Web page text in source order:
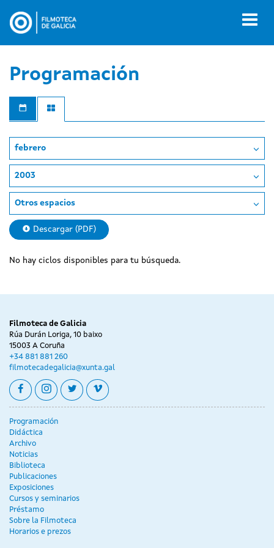
contenido
Programación
febrero
2003
Otros espacios
Descargar (PDF)
No hay ciclos disponibles para tu búsqueda.
Filmoteca de Galicia
Rúa Durán Loriga, 10 baixo
15003 A Coruña
+34 881 881 260
filmotecadegalicia@xunta.gal
facebookinstagram
twittervimeo
Programación
Didáctica
Archivo
Noticias
Biblioteca
Publicaciones
Exposiciones
Cursos y seminarios
Préstamo
Sobre la Filmoteca
Horarios e prezos